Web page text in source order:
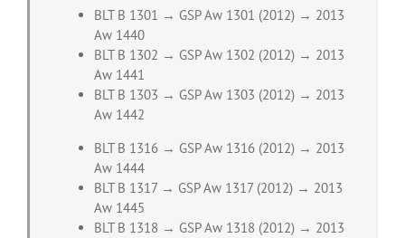
BLT B 1301 → GSP Aw 1301 (2012) → 2013
Aw 1440
BLT B 1302 → GSP Aw 1302 (2012) → 2013
Aw 1441
BLT B 1303 → GSP Aw 1303 (2012) → 2013
Aw 1442
BLT B 1316 → GSP Aw 1316 (2012) → 2013
Aw 1444
BLT B 1317 → GSP Aw 1317 (2012) → 2013
Aw 1445
BLT B 1318 → GSP Aw 1318 (2012) → 2013